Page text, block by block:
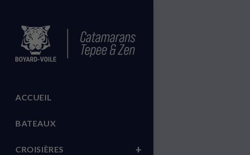
ACCUEIL
BATEAUX
CROISIÈRES